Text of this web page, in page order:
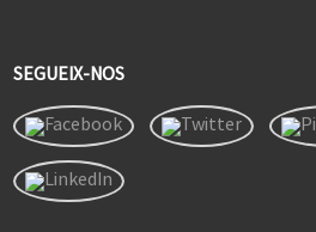
SEGUEIX-NOS